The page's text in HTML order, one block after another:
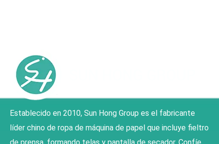
Establecido en 2010, Sun Hong Group es el fabricante
líder chino de ropa de máquina de papel que incluye fieltro